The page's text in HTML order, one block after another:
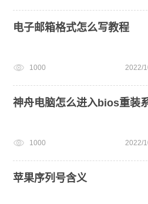
电子邮箱格式怎么写教程
1000 2022/
神舟电脑怎么进入bios重装
1000 2022/
苹果序列号含义